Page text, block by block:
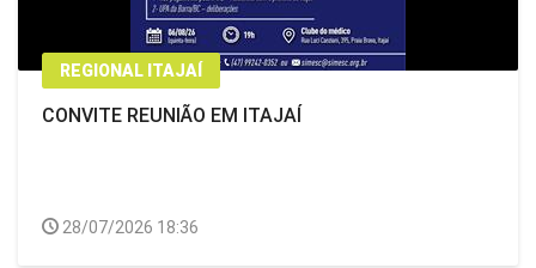
REGIONAL ITAJAÍ
CONVITE REUNIÃO EM ITAJAÍ
28/07/2026 18:36